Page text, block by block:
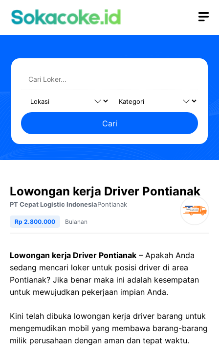
Cari
Lowongan kerja Driver Pontianak
PT Cepat Logistic IndonesiaPontianak
Rp 2.800.000 Bulanan
Lowongan kerja Driver Pontianak – Apakah Anda
sedang mencari loker untuk posisi driver di area
Pontianak? Jika benar maka ini adalah kesempatan
untuk mewujudkan pekerjaan impian Anda.
Kini telah dibuka lowongan kerja driver barang untuk
mengemudikan mobil yang membawa barang-barang
milik perusahaan dengan aman dan tepat waktu.